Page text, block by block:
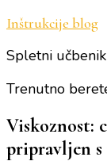
Inštrukcije blog
Spletni
Trenutno
Viskoznost:
pripravljen